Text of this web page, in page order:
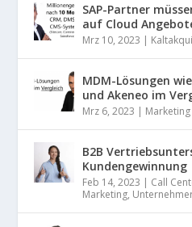
SAP-Partner
auf Cloud
Mrz 10, 2023 |
MDM-Lösungen
und Akeneo im
Mrz 6, 2023 | Marketing
B2B
Kundengewinnung
Feb 14, 2023 | Call
Marketing,